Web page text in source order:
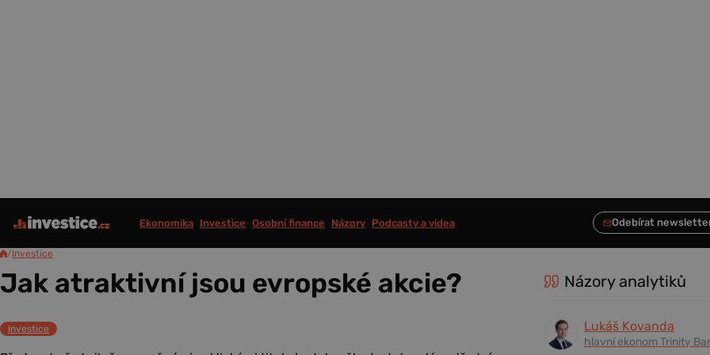
Ekonomika Investice Osobní finance Názory Podcasty a videa
/Investice
Jak atraktivní jsou evropské akcie?
Investice
Názory analytiků
Lukáš Kovanda
hlavní ekonom Trinity